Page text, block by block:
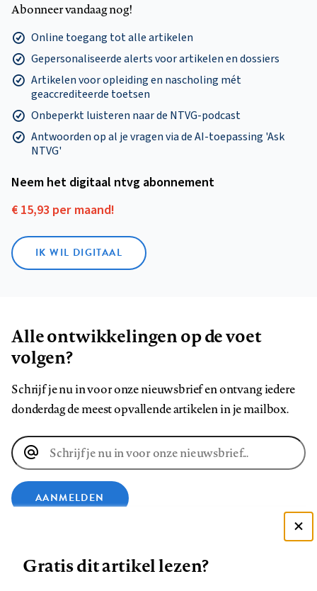
Abonneer vandaag nog!
Online toegang tot alle artikelen
Gepersonaliseerde alerts voor artikelen en dossiers
Artikelen voor opleiding en nascholing mét
geaccrediteerde toetsen
Onbeperkt luisteren naar de NTVG-podcast
Antwoorden op al je vragen via de AI-toepassing 'Ask
NTVG'
Neem het digitaal ntvg abonnement
€ 15,93 per maand!
IK WIL DIGITAAL
Alle ontwikkelingen op de voet
volgen?
Schrijf je nu in voor onze nieuwsbrief en ontvang iedere
donderdag de meest opvallende artikelen in je mailbox.
E-
mailadres
AANMELDEN
Gratis dit artikel lezen?
Zie onze cookie policy